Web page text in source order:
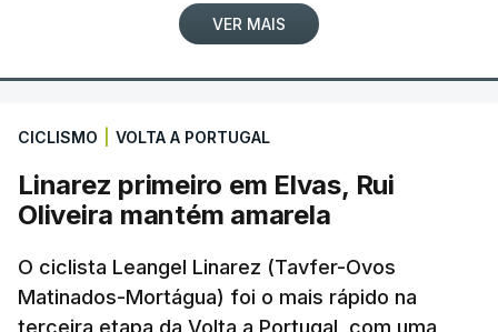
VER MAIS
CICLISMO VOLTA A PORTUGAL
Linarez primeiro em Elvas, Rui
Oliveira mantém amarela
O ciclista Leangel Linarez (Tavfer-Ovos
Matinados-Mortágua) foi o mais rápido na
terceira etapa da Volta a Portugal, com uma